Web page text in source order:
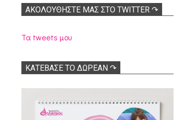
ΑΚΟΛΟΥΘΉΣΤΕ ΜΑΣ ΣΤΟ TWITTER ↷
Τα tweets μου
ΚΑΤΕΒΑΣΕ ΤΟ ΔΩΡΕΑΝ ↷